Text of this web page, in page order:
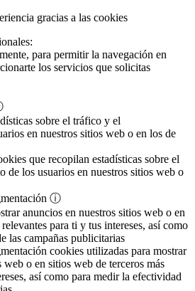
gracias a las cookies
para permitir la navegación en
los servicios que solicitas
sobre el tráfico y el
en nuestros sitios web o en los de
que recopilan estadísticas sobre el
de los usuarios en nuestros sitios web o
ⓘ
anuncios en nuestros sitios web o en
para ti y tus intereses, así como
las campañas publicitarias
cookies utilizadas para mostrar
web o en sitios web de terceros más
así como para medir la efectividad